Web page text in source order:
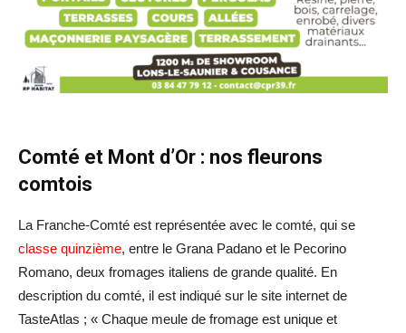
Comté et Mont d’Or : nos fleurons
comtois
La Franche-Comté est représentée avec le comté, qui se
classe quinzième, entre le Grana Padano et le Pecorino
Romano, deux fromages italiens de grande qualité. En
description du comté, il est indiqué sur le site internet de
TasteAtlas ; « Chaque meule de fromage est unique et